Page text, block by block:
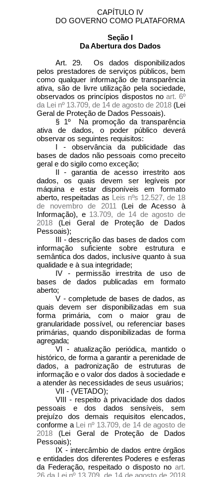
CAPÍTULO IV
DO GOVERNO COMO PLATAFORMA
Seção I
Da Abertura dos Dados
Art. 29. Os dados disponibilizados
pelos prestadores de serviços públicos, bem
como qualquer informação de transparência
ativa, são de livre utilização pela sociedade,
observados os princípios dispostos no art. 6º
da Lei nº 13.709, de 14 de agosto de 2018 (Lei
Geral de Proteção de Dados Pessoais).
§ 1º Na promoção da transparência
ativa de dados, o poder público deverá
observar os seguintes requisitos:
I - observância da publicidade das
bases de dados não pessoais como preceito
geral e do sigilo como exceção;
II - garantia de acesso irrestrito aos
dados, os quais devem ser legíveis por
máquina e estar disponíveis em formato
aberto, respeitadas as Leis nºs 12.527, de 18
de novembro de 2011
(Lei de Acesso à
Informação), e 13.709, de 14 de agosto de
2018 (Lei Geral de Proteção de Dados
Pessoais);
III - descrição das bases de dados com
informação suficiente sobre estrutura e
semântica dos dados, inclusive quanto à sua
qualidade e à sua integridade;
IV - permissão irrestrita de uso de
bases de dados publicadas em formato
aberto;
V - completude de bases de dados, as
quais devem ser disponibilizadas em sua
forma primária, com o maior grau de
granularidade possível, ou referenciar bases
primárias, quando disponibilizadas de forma
agregada;
VI - atualização periódica, mantido o
histórico, de forma a garantir a perenidade de
dados, a padronização de estruturas de
informação e o valor dos dados à sociedade e
a atender às necessidades de seus usuários;
VII - (VETADO);
VIII - respeito à privacidade dos dados
pessoais e dos dados sensíveis, sem
prejuízo dos demais requisitos elencados,
conforme a Lei nº 13.709, de 14 de agosto de
2018 (Lei Geral de Proteção de Dados
Pessoais);
IX - intercâmbio de dados entre órgãos
e entidades dos diferentes Poderes e esferas
da Federação, respeitado o disposto no art.
26 da Lei nº 13.709, de 14 de agosto de 2018